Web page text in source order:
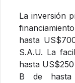
La inversión
hasta
S.A.U. La
hasta
B de hasta